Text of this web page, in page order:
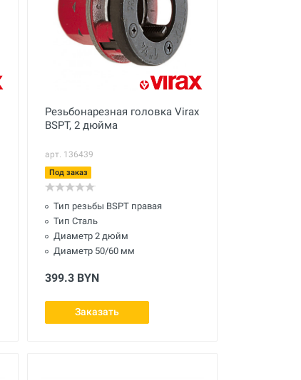
Резьбонарезная головка Virax
BSPT, 2 дюйма
арт. 136439
Под заказ
Тип резьбы BSPT правая
Тип Сталь
Диаметр 2 дюйм
Диаметр 50/60 мм
399.3 BYN
Заказать